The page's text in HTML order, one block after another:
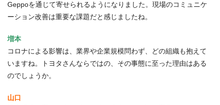
Geppoを通じて寄せられるようになりました。現場のコミュニケ
ーション改善は重要な課題だと感じましたね。
増本
コロナによる影響は、業界や企業規模問わず、どの組織も抱えて
いますね。トヨタさんならではの、その事態に至った理由はある
のでしょうか。
山口